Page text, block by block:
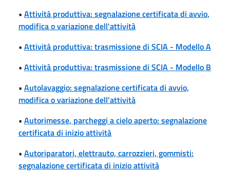
• Attività produttiva: segnalazione certificata di avvio,
modifica o variazione dell'attività
• Attività produttiva: trasmissione di SCIA - Modello A
• Attività produttiva: trasmissione di SCIA - Modello B
• Autolavaggio: segnalazione certificata di avvio,
modifica o variazione dell'attività
• Autorimesse, parcheggi a cielo aperto: segnalazione
certificata di inizio attività
• Autoriparatori, elettrauto, carrozzieri, gommisti:
segnalazione certificata di inizio attività